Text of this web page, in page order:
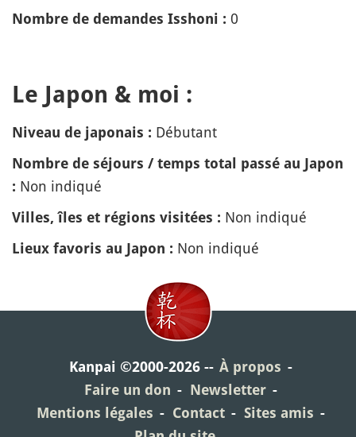
Nombre de demandes Isshoni : 0
Le Japon & moi :
Niveau de japonais : Débutant
Nombre de séjours / temps total passé au Japon
: Non indiqué
Villes, îles et régions visitées : Non indiqué
Lieux favoris au Japon : Non indiqué
Kanpai ©2000-2026
À propos
Faire un don
Newsletter
Mentions légales
Contact
Sites amis